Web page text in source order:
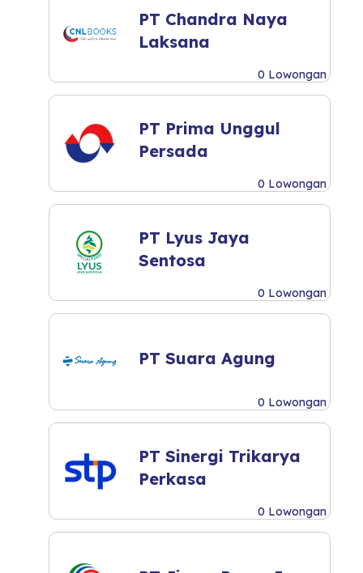
PT Chandra Naya
Laksana
0 Lowongan
PT Prima Unggul
Persada
0 Lowongan
PT Lyus Jaya
Sentosa
0 Lowongan
PT Suara Agung
0 Lowongan
PT Sinergi Trikarya
Perkasa
0 Lowongan